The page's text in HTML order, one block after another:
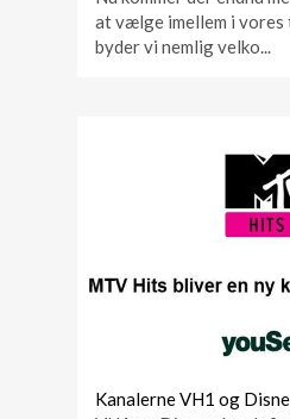
at vælge imellem i vores
byder vi nemlig velko...
Kanalerne VH1 og